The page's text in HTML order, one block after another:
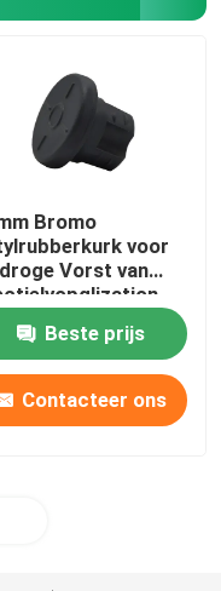
Bromo
voor
Vorst van
-
Beste prijs
Contacteer ons